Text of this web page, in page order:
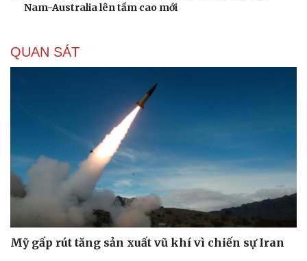
Nam-Australia lên tầm cao mới
QUAN SÁT
Mỹ gấp rút tăng sản xuất vũ khí vì chiến sự Iran